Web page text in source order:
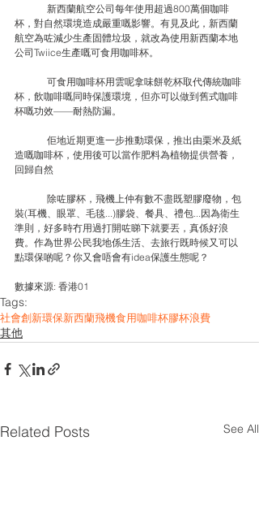
杯，對自然環境造成嚴重嘅影響。有見及此，新西蘭
航空為咗減少生產固體垃圾，就改為使用新西蘭本地
公司Twiice生產嘅可食用咖啡杯。
杯，飲咖啡嘅同時保護環境，但亦可以做到舊式咖啡
杯嘅功效——耐熱防漏。
造嘅咖啡杯，使用後可以當作肥料為植物提供營養，
回歸自然
裝(耳機、眼罩、毛毯...)膠袋、餐具、禮包...因為衛生
準則，好多時冇用過打開咗睇下就要丟，真係好浪
費。作為世界公民我地係生活、去旅行既時候又可以
點環保啲呢？你又會唔會有idea保護生態呢？
數據來源: 香港01
Tags:
社會創新環保新西蘭飛機食用咖啡杯膠杯浪費
其他
Related Posts See All